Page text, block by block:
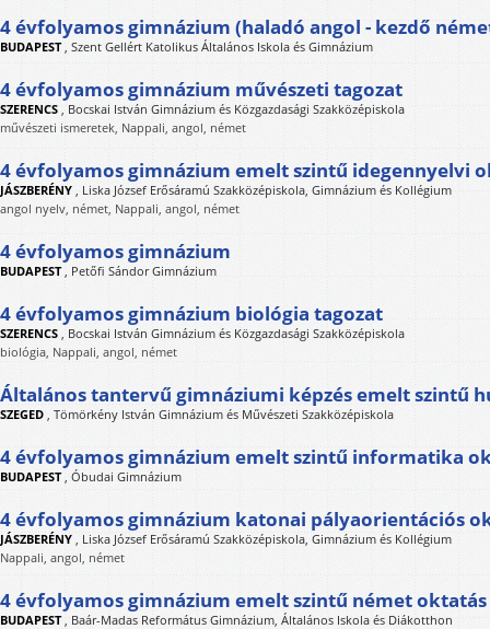
4 évfolyamos gimnázium (haladó angol - kezdő
BUDAPEST, Szent Gellért Katolikus Általános Iskola és Gimnázium
4 évfolyamos gimnázium művészeti tagozat
SZERENCS , Bocskai István Gimnázium és Közgazdasági Szakközépiskola
művészeti ismeretek, Nappali, angol, német
4 évfolyamos gimnázium emelt szintű idegennyelvi
JÁSZBERÉNY , Liska József Erősáramú Szakközépiskola, Gimnázium és Kollégium
angol nyelv, német, Nappali, angol, német
4 évfolyamos gimnázium
BUDAPEST, Petőfi Sándor Gimnázium
4 évfolyamos gimnázium biológia tagozat
SZERENCS , Bocskai István Gimnázium és Közgazdasági Szakközépiskola
biológia, Nappali, angol, német
Általános tantervű gimnáziumi képzés emelt szintű
SZEGED , Tömörkény István Gimnázium és Művészeti Szakközépiskola
4 évfolyamos gimnázium emelt szintű informatika
BUDAPEST, Óbudai Gimnázium
4 évfolyamos gimnázium katonai pályaorientációs
JÁSZBERÉNY , Liska József Erősáramú Szakközépiskola, Gimnázium és Kollégium
Nappali, angol, német
4 évfolyamos gimnázium emelt szintű német oktatás
BUDAPEST, Baár-Madas Református Gimnázium, Általános Iskola és Diákotthon